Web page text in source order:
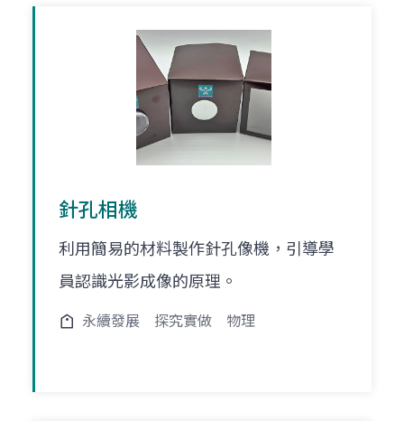
針孔相機
利用簡易的材料製作針孔像機，引導學
員認識光影成像的原理。
永續發展 探究實做 物理